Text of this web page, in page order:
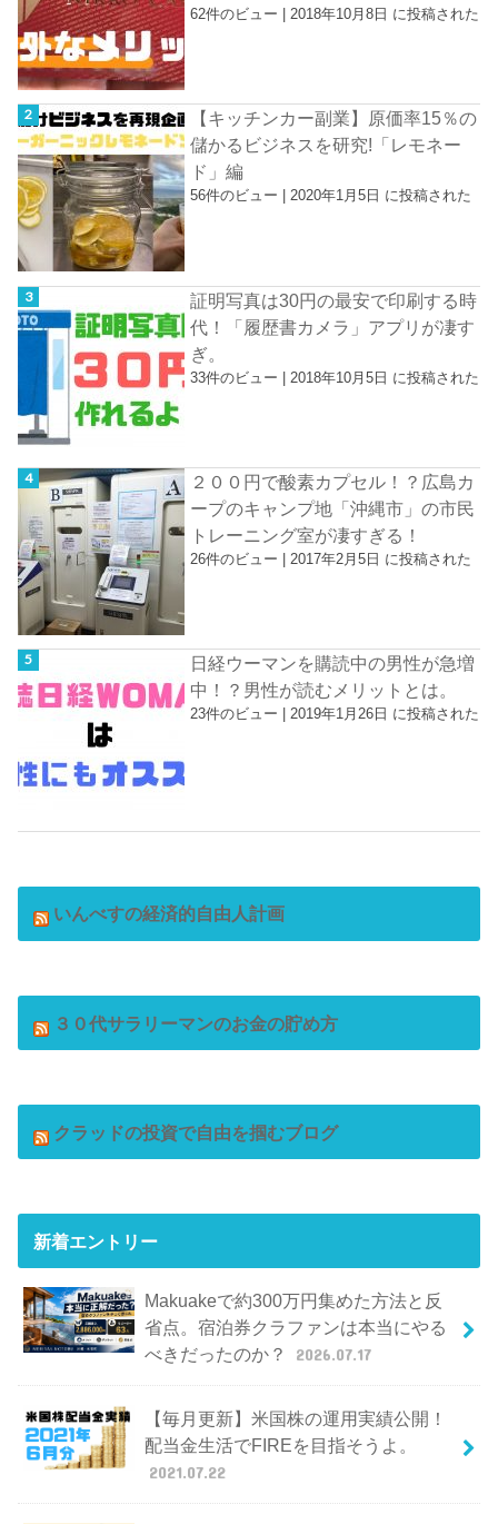
62件のビュー 2018年10月8日 に投稿された
【キッチンカー副業】原価率15％の
儲かるビジネスを研究!「レモネー
ド」編
56件のビュー |2020年1月5日 に投稿された
証明写真は30円の最安で印刷する時
代！「履歴書カメラ」アプリが凄す
ぎ。
33件のビュー | 2018年10月5日 に投稿された
２００円で酸素カプセル！？広島カ
ープのキャンプ地「沖縄市」の市民
トレーニング室が凄すぎる！
26件のビュー 2017年2月5日 に投稿された
日経ウーマンを購読中の男性が急増
中！？男性が読むメリットとは。
23件のビュー |2019年1月26日 に投稿された
いんべすの経済的自由人計画
３０代サラリーマンのお金の貯め方
クラッドの投資で自由を掴むブログ
新着エントリー
Makuakeで約300万円集めた方法と反
省点。宿泊券クラファンは本当にやる
べきだったのか？
2026.07.17
【毎月更新】米国株の運用実績公開！
配当金生活でFIREを目指そうよ。
2021.07.22